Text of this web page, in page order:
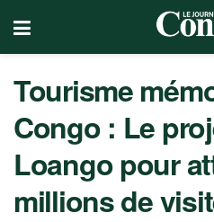
Tourisme
Congo : Le
Loango pour
millions de